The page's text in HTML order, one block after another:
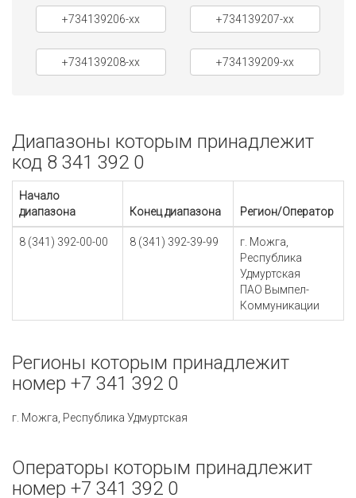
+734139206-xx +734139207-xx
+734139208-xx +734139209-xx
Диапазоны которым принадлежит
код 8 341 392 0
Начало
диапазона
Конец диапазона Регион/Оператор
8 (341) 392-00-00 8 (341) 392-39-99
г. Можга,
Республика
Удмуртская
ПАО Вымпел-
Коммуникации
Регионы которым принадлежит
номер +7 341 392 0
г. Можга, Республика Удмуртская
Операторы которым принадлежит
номер +7 341 392 0